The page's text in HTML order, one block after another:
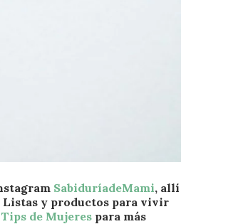
SabiduríadeMami, allí
Listas y productos para vivir
de Mujeres para más